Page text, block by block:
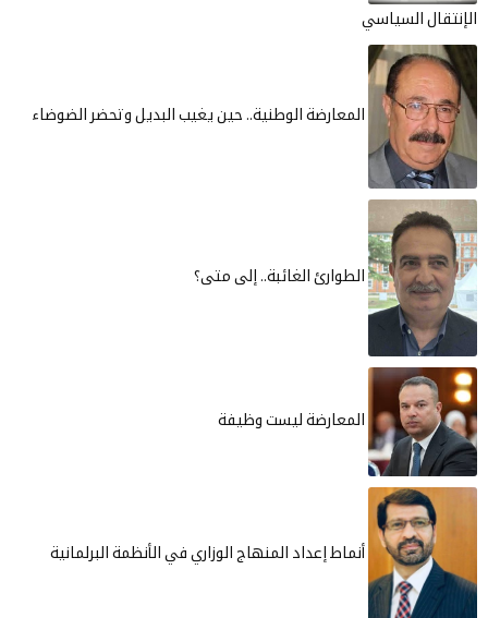
الإنتقال السياسي
المعارضة الوطنية.. حين يغيب البديل وتحضر الضوضاء
الطوارئ الغائبة.. إلى متى؟
المعارضة ليست وظيفة
أنماط إعداد المنهاج الوزاري في الأنظمة البرلمانية